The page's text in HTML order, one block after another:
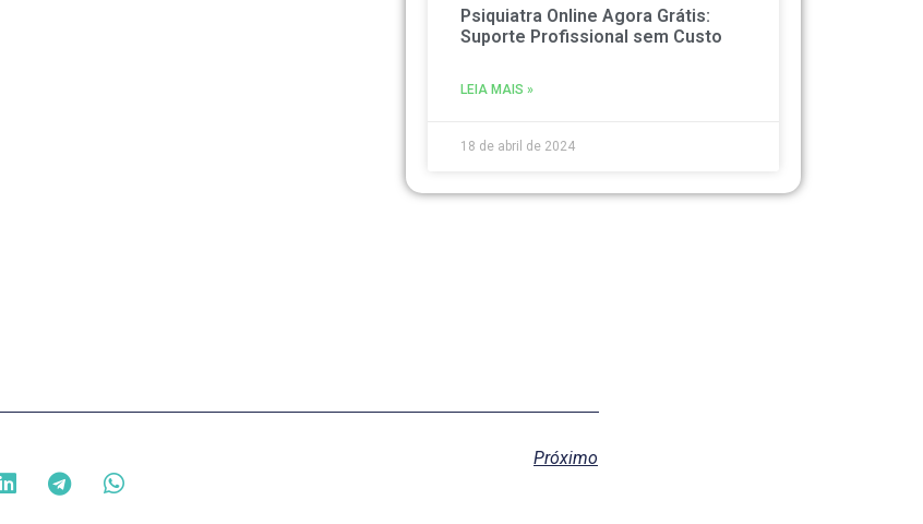
Psiquiatra Online Agora Grátis:
Suporte Profissional sem Custo
LEIA MAIS »
18 de abril de 2024
Próximo